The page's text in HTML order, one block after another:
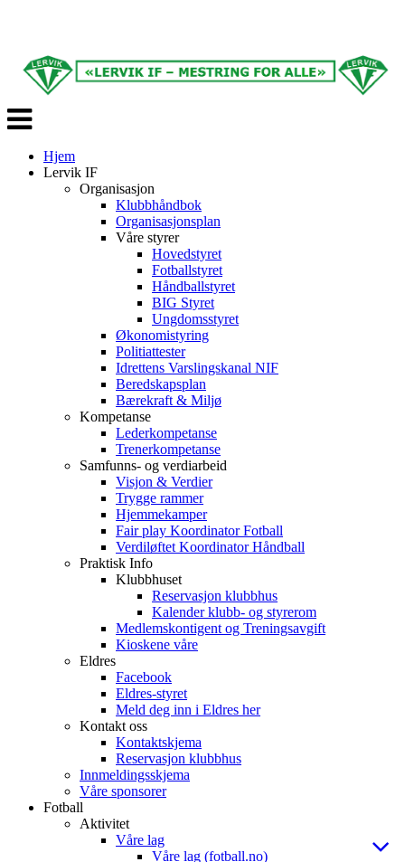
Veksle
navigasjon
Hjem
Lervik IF
Organisasjon
Klubbhåndbok
Organisasjonsplan
Våre styrer
Hovedstyret
Fotballstyret
Håndballstyret
BIG Styret
Ungdomsstyret
Økonomistyring
Politiattester
Idrettens Varslingskanal NIF
Beredskapsplan
Bærekraft & Miljø
Kompetanse
Lederkompetanse
Trenerkompetanse
Samfunns- og verdiarbeid
Visjon & Verdier
Trygge rammer
Hjemmekamper
Fair play Koordinator Fotball
Verdiløftet Koordinator Håndball
Praktisk Info
Klubbhuset
Reservasjon klubbhus
Kalender klubb- og styrerom
Medlemskontigent og Treningsavgift
Kioskene våre
Eldres
Facebook
Eldres-styret
Meld deg inn i Eldres her
Kontakt oss
Kontaktskjema
Reservasjon klubbhus
Innmeldingsskjema
Våre sponsorer
Fotball
Aktivitet
Våre lag
Våre lag (fotball.no)